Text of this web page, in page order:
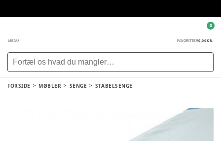
MENU FAVORITTER0,00 KR.
0
FORSIDE MØBLER SENGE STABELSENGE